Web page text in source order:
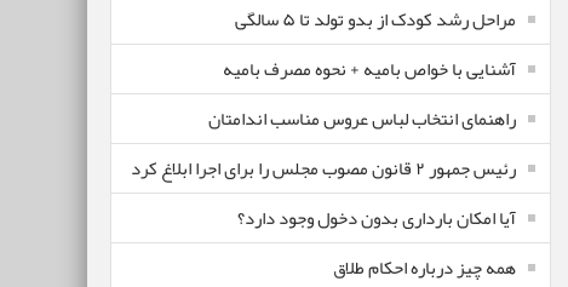
مراحل رشد کودک از بدو تولد تا ۵ سالگی
آشنایی با خواص بامیه + نحوه مصرف بامیه
راهنمای انتخاب لباس عروس مناسب اندامتان
رئیس جمهور ۲ قانون مصوب مجلس را برای اجرا ابلاغ کرد
آیا امکان بارداری بدون دخول وجود دارد؟
همه چیز درباره احکام طلاق